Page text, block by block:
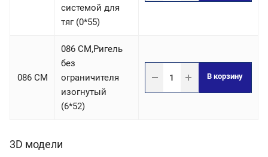
системой для
тяг (0*55)
086 СM
086 СM,Ригель
без
ограничителя
изогнутый
(6*52)
В корзину
3D модели